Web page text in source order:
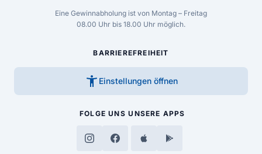
Eine Gewinnabholung ist von Montag – Freitag
08.00 Uhr bis 18.00 Uhr möglich.
BARRIEREFREIHEIT
accessibility_new Einstellungen öffnen
FOLGE UNS UNSERE APPS